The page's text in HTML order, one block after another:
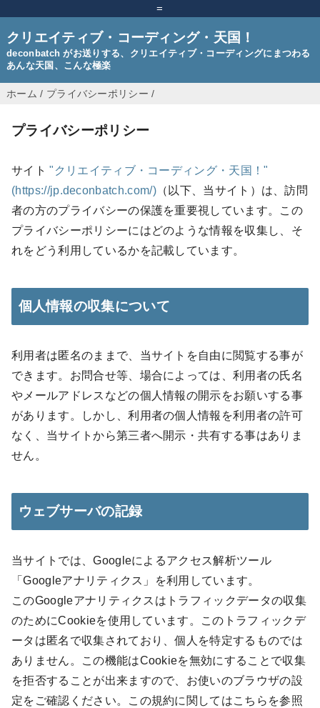
=
クリエイティブ・コーディング・天国！
deconbatch がお送りする、クリエイティブ・コーディングにまつわる
あんな天国、こんな極楽
ホーム / プライバシーポリシー /
プライバシーポリシー
サイト"クリエイティブ・コーディング・天国！"
(https://jp.deconbatch.com/)（以下、当サイト）は、訪問
者の方のプライバシーの保護を重要視しています。この
プライバシーポリシーにはどのような情報を収集し、そ
れをどう利用しているかを記載しています。
個人情報の収集について
利用者は匿名のままで、当サイトを自由に閲覧する事が
できます。お問合せ等、場合によっては、利用者の氏名
やメールアドレスなどの個人情報の開示をお願いする事
があります。しかし、利用者の個人情報を利用者の許可
なく、当サイトから第三者へ開示・共有する事はありま
せん。
ウェブサーバの記録
当サイトでは、Googleによるアクセス解析ツール
「Googleアナリティクス」を利用しています。
このGoogleアナリティクスはトラフィックデータの収集
のためにCookieを使用しています。このトラフィックデ
ータは匿名で収集されており、個人を特定するものでは
ありません。この機能はCookieを無効にすることで収集
を拒否することが出来ますので、お使いのブラウザの設
定をご確認ください。この規約に関してはこちらを参照